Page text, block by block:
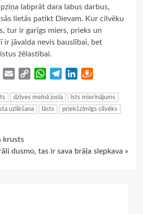
labprāt dara labus darbus,
lietās patikt Dievam. Kur cilvēku
tur ir garīgs miers, prieks un
ir jāvalda nevis bauslībai, bet
žēlastībai.
Threads
Email
Copy
WhatsApp
TelegramLinkedIn
dzīves melnā josla
īsts mierinājums
uzlikšana lāsts
priekšzīmīgs cilvēks
krusts
dusmo, tas ir sava brāļa slepkava »